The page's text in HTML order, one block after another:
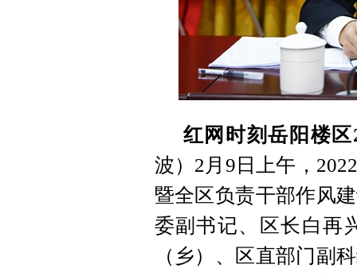
红网时刻岳阳楼
波）2月9日上午，
暨全区负责干部作风
委副书记、区长白再
（乡）、区直部门副